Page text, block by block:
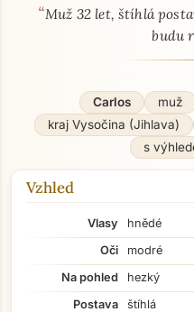
O mně - seznamka profil
“Muž 32 let, štíhlá
budu
Carlos muž
kraj Vysočina (Jihlava)
s
Vzhled
Vlasy
hnědé
Oči
modré
Na pohled
hezký
Postava
štíhlá